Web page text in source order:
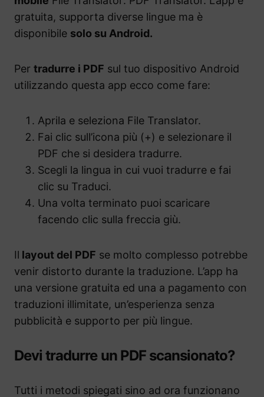
gratuita, supporta diverse lingue ma è
disponibile solo su Android.
Per tradurre i PDF sul tuo dispositivo Android
utilizzando questa app ecco come fare:
Aprila e seleziona File Translator.
Fai clic sull’icona più (+) e selezionare il
PDF che si desidera tradurre.
Scegli la lingua in cui vuoi tradurre e fai
clic su Traduci.
Una volta terminato puoi scaricare
facendo clic sulla freccia giù.
Il layout del PDF se molto complesso potrebbe
venir distorto durante la traduzione. L’app ha
una versione gratuita ed una a pagamento con
traduzioni illimitate, un’esperienza senza
pubblicità e supporto per più lingue.
Devi tradurre un PDF scansionato?
Tutti i metodi spiegati sino ad ora funzionano